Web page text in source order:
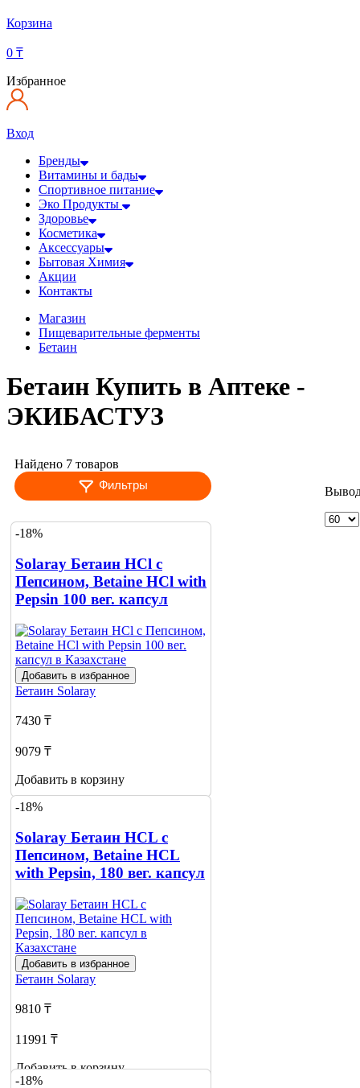
Корзина
0 ₸
Избранное
Вход
Бренды
Витамины и бады
Спортивное питание
Эко Продукты
Здоровье
Косметика
Аксессуары
Бытовая Химия
Акции
Контакты
Магазин
Пищеварительные ферменты
Бетаин
Бетаин Купить в Аптеке -
ЭКИБАСТУЗ
Найдено 7 товаров
Фильтры
-18%
Solaray Бетаин HCl с
Пепсином, Betaine HCl with
Pepsin 100 вег. капсул
Добавить в избранное
Бетаин Solaray
7430 ₸
9079 ₸
Добавить в корзину
-18%
Solaray Бетаин HCL с
Пепсином, Betaine HCL
with Pepsin, 180 вег. капсул
Добавить в избранное
Бетаин Solaray
9810 ₸
11991 ₸
Добавить в корзину
-18%